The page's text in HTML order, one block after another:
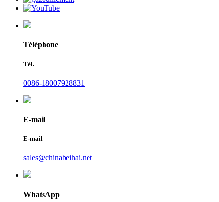
Téléphone
Tél.
0086-18007928831
E-mail
E-mail
sales@chinabeihai.net
WhatsApp